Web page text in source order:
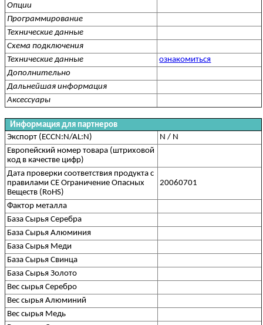
Опции
Программирование
Технические данные
Схема подключения
Технические данные
ознакомиться
Дополнительно
Дальнейшая информация
Аксессуары
Информация для партнеров
Экспорт (ECCN:N/AL:N)
N / N
Европейский номер товара (штриховой
код в качестве цифр)
Дата проверки соответствия продукта с
правилами CE Ограничение Опасных
Веществ (RoHS)
20060701
Фактор металла
База Сырья Серебра
База Сырья Алюминия
База Сырья Меди
База Сырья Свинца
База Сырья Золото
Вес сырья Серебро
Вес сырья Алюминий
Вес сырья Медь